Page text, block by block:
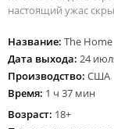
настоящий ужас
Название: The Home
Дата выхода: 24
Производство: США
Время: 1 ч 37 мин
Возраст: 18+